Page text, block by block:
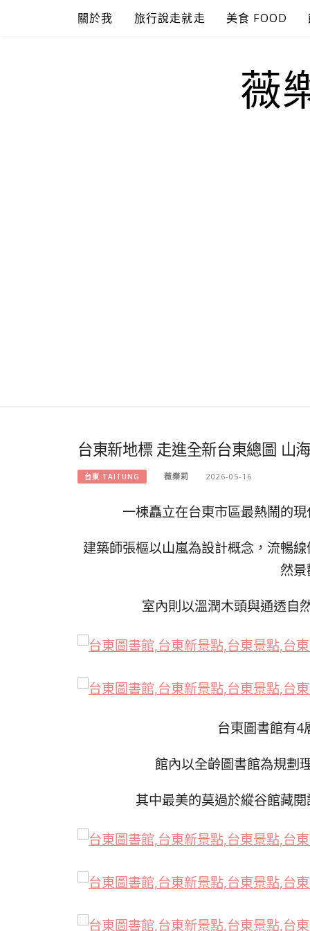
關於我 旅行說走就走 美食 FOOD
薇
台東新地標 走進全新台東總圖 山
台東 TAITUNG 薇樂莉 2026-05-16
一棟矗立在台東市區最熱鬧的
建築師張樞以山嵐為設計概念，流暢
然
室內則以溫潤木頭與通透自
台東圖書館有4
館內以全齡圖書館為規劃
其中最美的莫過於縱谷館藏